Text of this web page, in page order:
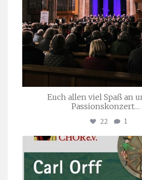
Euch allen viel Spaß an
Passionskonzert…
22 1
Juli 22